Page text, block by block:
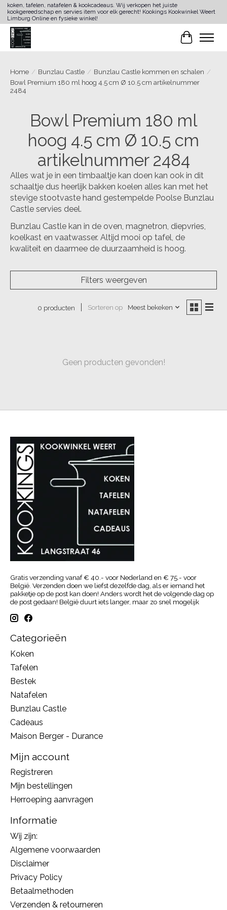
koken, tafelen, natafelen & kookcadeaus. Wij verkopen het juiste
kookgereedschap en servies item voor elk gerecht! Kookings Kookwinkel Weert
Limburg Online en fysieke winkel!
Home / Bunzlau Castle / Bunzlau Castle kommen en schalen /
Bowl Premium 180 ml hoog 4.5 cm Ø 10.5 cm artikelnummer
2484
Bowl Premium 180 ml
hoog 4.5 cm Ø 10.5 cm
artikelnummer 2484
Alles wat je in een timbaaltje kan doen kan ook in dit
schaaltje dus heerlijk bakken koelen alles kan met het
stevige stootvaste hand gestempelde Poolse Bunzlau
Castle servies deel.
Bunzlau Castle kan in de oven, magnetron, diepvries,
koelkast en vaatwasser. Altijd mooi op tafel, de
kwaliteit en daarmee de duurzaamheid is hoog.
Filters weergeven
0 producten Sorteren op Meest bekeken
Geen producten gevonden!
Gratis verzending vanaf € 40.- voor Nederland en € 75.- voor
België. Verzenden doen we liefst dezelfde dag, als er iemand het
pakketje op de post kan doen! Anders wordt het de volgende dag op
de post gedaan! België duurt iets langer, maar zo snel mogelijk
Categorieën
Koken
Tafelen
Bestek
Natafelen
Bunzlau Castle
Cadeaus
Maison Berger - Durance
Mijn account
Registreren
Mijn bestellingen
Herroeping aanvragen
Informatie
Wij zijn:
Algemene voorwaarden
Disclaimer
Privacy Policy
Betaalmethoden
Verzenden & retourneren